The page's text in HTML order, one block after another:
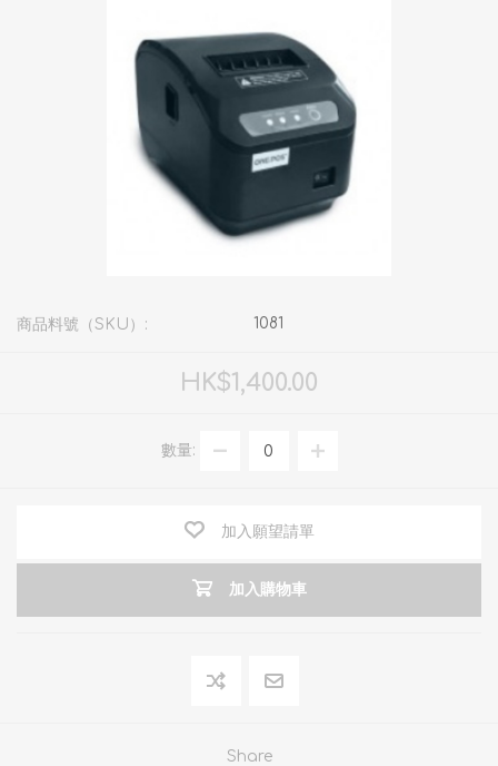
商品料號（SKU）: 1081
HK$1,400.00
數量:
加入願望請單
加入購物車
Share